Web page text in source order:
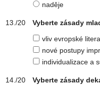
naděje
Vyberte zásady
vliv evropské
nové postupy
individualizace a
Vyberte zásady